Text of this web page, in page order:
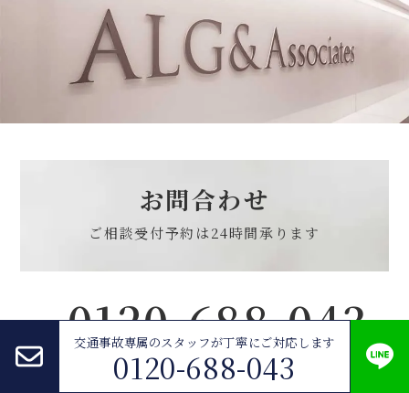
交通事故専属のスタッフが丁寧にご対応します
0120-688-043
お問合わせ
ご相談受付予約は24時間承ります
0120-688-043